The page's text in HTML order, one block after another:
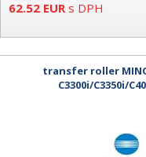
62.52 EUR s DPH
transfer roller
C3300i/C3350i/